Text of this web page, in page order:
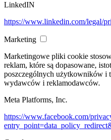
LinkedIN
https://www.linkedin.com/legal/
Marketing
Marketingowe pliki cookie
reklam, które są dopasowane,
poszczególnych użytkowników i
wydawców i reklamodawców.
Meta Platforms, Inc.
https://www.facebook.com/